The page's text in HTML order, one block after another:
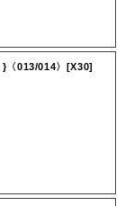
〈013/014〉[X30]